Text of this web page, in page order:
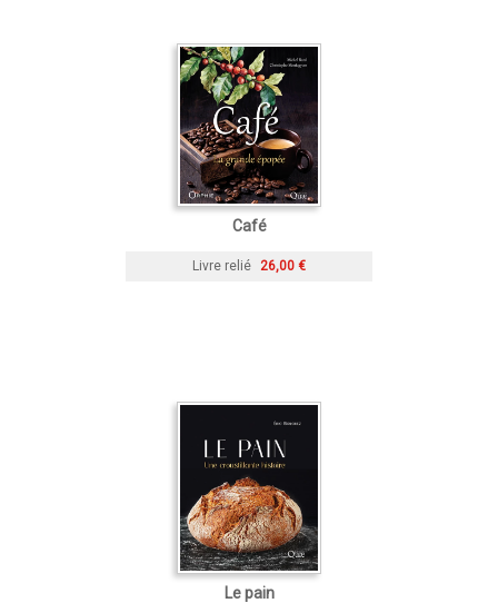
Café
Livre relié 26,00 €
Le pain